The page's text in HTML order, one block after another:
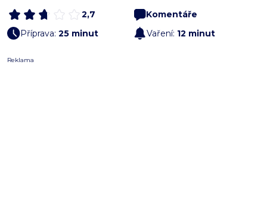
2,7
Komentáře
Příprava: 25 minut Vaření: 12 minut
Reklama